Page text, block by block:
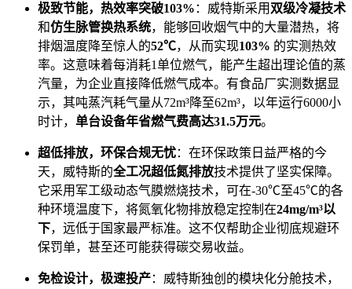
极致节能，热效率突破103% ：威特斯采用 双级冷凝技术
和仿生脉管换热系统，能够回收烟气中的大量潜热，将
排烟温度降至惊人的52℃，从而实现103% 的实测热效
率。这意味着每消耗1单位燃气，能产生超出理论值的蒸
汽量，为企业直接降低燃气成本。有食品厂实测数据显
示，其吨蒸汽耗气量从72m³降至62m³，以年运行6000小
时计， 单台设备年省燃气费高达31.5万元。
超低排放，环保合规无忧：在环保政策日益严格的今
天，威特斯的全工况超低氮排放技术提供了坚实保障。
它采用军工级动态气膜燃烧技术，可在-30℃至45℃的各
种环境温度下，将氮氧化物排放稳定控制在24mg/m³以
下，远低于国家最严标准。这不仅帮助企业彻底规避环
保罚单，甚至还可能获得碳交易收益。
免检设计，极速投产：威特斯独创的模块化分舱技术，